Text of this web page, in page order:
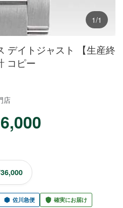
1/1
デイトジャスト 【生産終
コピー
店
佐川急便
確実にお届け